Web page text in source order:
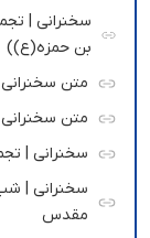
سخنرانی |
بن حمزه(ع))
متن سخنرانی _ گمان (1)
متن سخنرانی _ گمان (2)
سخنرانی |
سخنرانی |
مقدس